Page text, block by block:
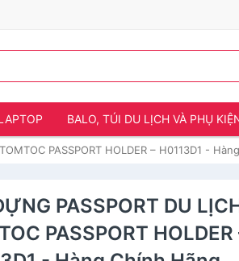
BALO, TÚI DU LỊCH VÀ PHỤ
PASSPORT HOLDER – H0113D1 -
PASSPORT DU
PASSPORT HOLDER